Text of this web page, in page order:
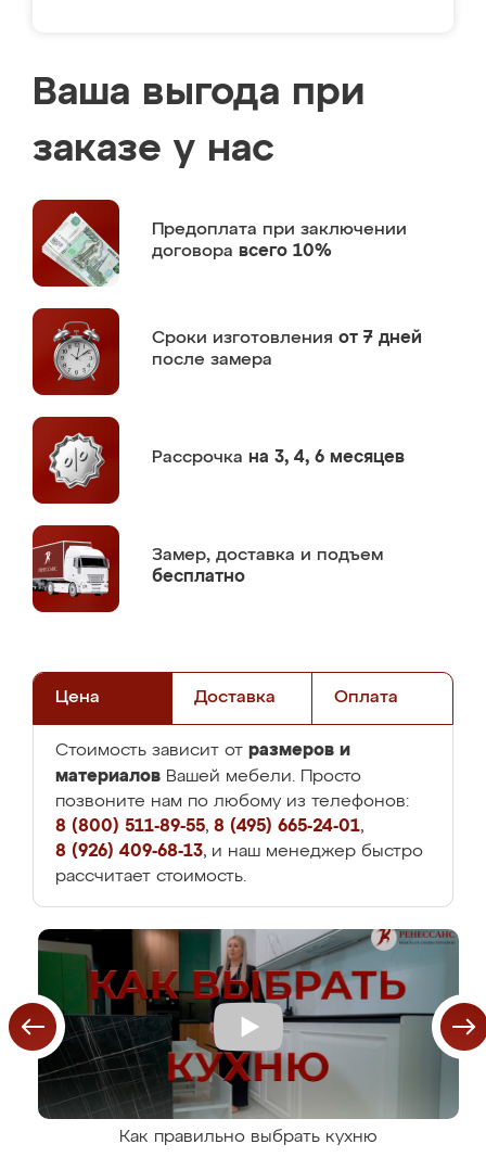
Ваша выгода при
заказе у нас
Предоплата при заключении
договора всего 10%
Сроки изготовления от 7 дней
после замера
Рассрочка на 3, 4, 6 месяцев
Замер, доставка и подъем
бесплатно
Цена Доставка Оплата
Стоимость зависит от размеров и
материалов Вашей мебели. Просто
позвоните нам по любому из телефонов:
8 (800) 511-89-55, 8 (495) 665-24-01,
8 (926) 409-68-13, и наш менеджер быстро
рассчитает стоимость.
Как правильно выбрать кухню